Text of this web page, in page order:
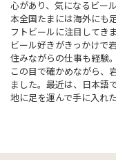
心があり、気になるビー
本全国たまには海外にも
フトビールに注目してき
ビール好きがきっかけで
住みながらの仕事も経験
この目で確かめながら、
ました。最近は、日本語
地に足を運んで手に入れ